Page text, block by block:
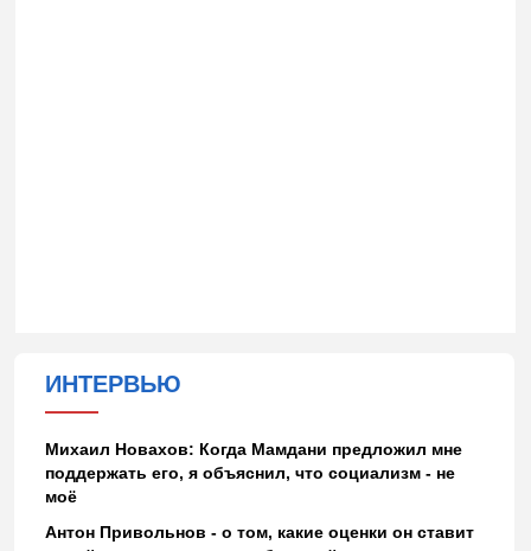
ИНТЕРВЬЮ
Михаил Новахов: Когда Мамдани предложил мне
поддержать его, я объяснил, что социализм - не
моё
Антон Привольнов - о том, какие оценки он ставит